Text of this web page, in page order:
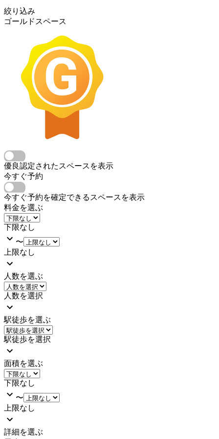
絞り込み
ゴールドスペース
優良認定されたスペースを表示
今すぐ予約
今すぐ予約を確定できるスペースを表示
料金を選ぶ
下限なし
〜
上限なし
人数を選ぶ
人数を選択
駅徒歩を選ぶ
駅徒歩を選択
面積を選ぶ
下限なし
〜
上限なし
詳細を選ぶ